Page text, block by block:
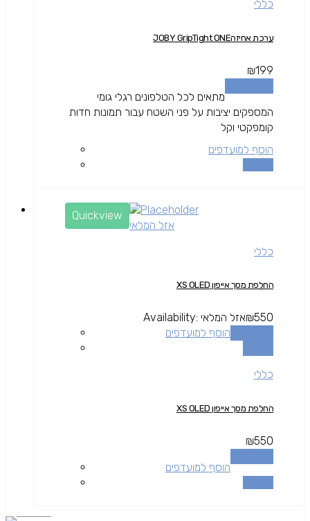
כללי
ערכת אחיזהJOBY GripTight ONE
₪199
מתאים לכל הטלפונים רגלי גומי
המספקים יציבות על פני השטח עבור תמונות חדות
קומפקטי וקל
הוסף למועדפים
Quickview
אזל המלאי
כללי
החלפת מסך אייפון XS OLED
₪550
Availability: אזל המלאי
הוסף למועדפים
כללי
החלפת מסך אייפון XS OLED
₪550
הוסף למועדפים